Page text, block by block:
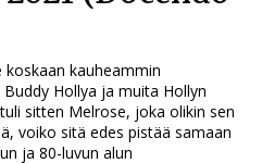
kauheammin
Hollya ja muita Hollyn
sitten Melrose, joka olikin sen
voiko sitä edes pistää samaan
ja 80-luvun alun